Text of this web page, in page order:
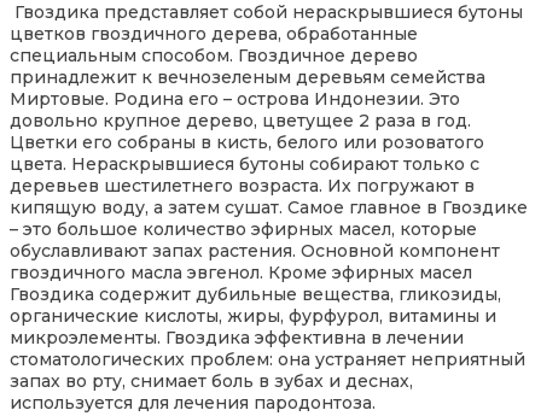
Гвоздика представляет собой нераскрывшиеся бутоны
цветков гвоздичного дерева, обработанные
специальным способом. Гвоздичное дерево
принадлежит к вечнозеленым деревьям семейства
Миртовые. Родина его – острова Индонезии. Это
довольно крупное дерево, цветущее 2 раза в год.
Цветки его собраны в кисть, белого или розоватого
цвета. Нераскрывшиеся бутоны собирают только с
деревьев шестилетнего возраста. Их погружают в
кипящую воду, а затем сушат. Самое главное в Гвоздике
– это большое количество эфирных масел, которые
обуславливают запах растения. Основной компонент
гвоздичного масла эвгенол. Кроме эфирных масел
Гвоздика содержит дубильные вещества, гликозиды,
органические кислоты, жиры, фурфурол, витамины и
микроэлементы. Гвоздика эффективна в лечении
стоматологических проблем: она устраняет неприятный
запах во рту, снимает боль в зубах и деснах,
используется для лечения пародонтоза.